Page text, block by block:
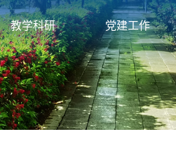
教学科研 党建工作